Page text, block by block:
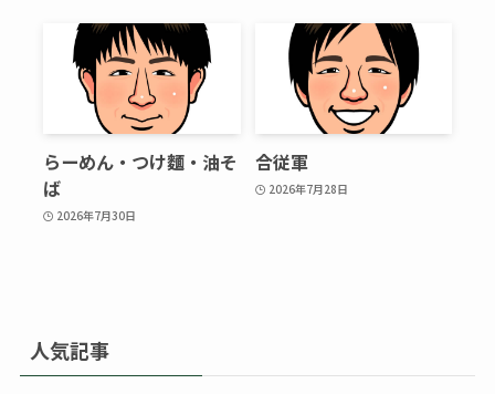
らーめん・つけ麵・油そ
ば
2026年7月30日
合従軍
2026年7月28日
人気記事